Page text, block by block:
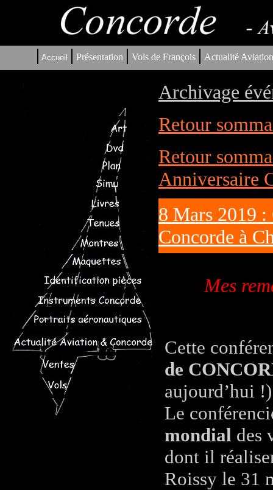
| Accueil | Présentation | Vols de François | Actualité
Archivage
Retour
Retour
Anniversaire
8 Mars 2019
Concorde à
Mes
Cette
de
aujourd’hui
Le
mondial des
dont il
Roissy le 31